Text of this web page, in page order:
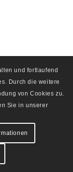
und fortlaufend
Durch die weitere
von Cookies zu.
Sie in unserer